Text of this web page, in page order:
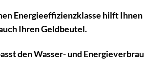
Energieeffizienzklasse hilft Ihnen
Ihren Geldbeutel.
den Wasser- und